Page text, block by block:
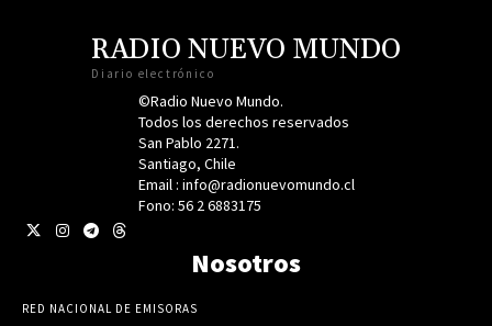
RADIO NUEVO MUNDO
Diario electrónico
©Radio Nuevo Mundo.
Todos los derechos reservados
San Pablo 2271.
Santiago, Chile
Email : info@radionuevomundo.cl
Fono: 56 2 6883175
Nosotros
RED NACIONAL DE EMISORAS